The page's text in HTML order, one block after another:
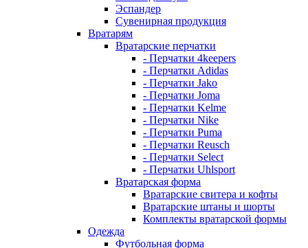
Эспандер
Сувенирная продукция
Вратарям
Вратарские перчатки
- Перчатки 4keepers
- Перчатки Adidas
- Перчатки Jako
- Перчатки Joma
- Перчатки Kelme
- Перчатки Nike
- Перчатки Puma
- Перчатки Reusch
- Перчатки Select
- Перчатки Uhlsport
Вратарская форма
Вратарские свитера и кофты
Вратарские штаны и шорты
Комплекты вратарской формы
Одежда
Футбольная форма